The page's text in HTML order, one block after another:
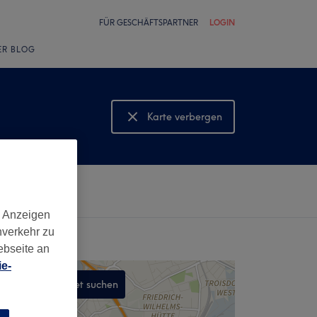
FÜR GESCHÄFTSPARTNER LOGIN
BLOG
Karte verbergen
Karte anzeigen
In diesem Gebiet suchen
zu
an